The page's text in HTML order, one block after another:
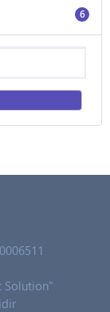
6
Solution"